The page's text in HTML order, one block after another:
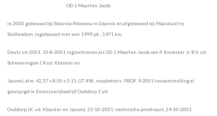
OD 1 Maarten Jacob
in 2000 gebouwd bij Stocznia Polnocna in Gdansk en afgebouwd bij Maaskant te
Stellendam, ingebouwd met een 1999 pk., 1471 kw.
Deutz uit 2001, 10-8-2001 ingeschreven als OD 1 Maarten Jacob van P. Knoester Jr. B.V. uit
Scheveningen ( K.v.d. Klooster en
Jaczon), afm. 42,37 x 8,50 x 5,15, GT 496, roepletters: PBDF, 9-2001 tenaamstelling al
gewijzigd in Zeevisserijbedrijf Ouddorp 1 uit
Ouddorp (K. v.d. Klooster en Jaczon), 23-10-2001, technische proefvaart, 24-10-2001